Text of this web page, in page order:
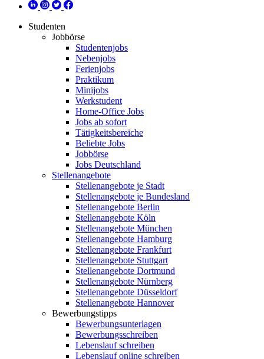
Studenten
Jobbörse
Studentenjobs
Nebenjobs
Ferienjobs
Praktikum
Minijobs
Werkstudent
Home-Office Jobs
Jobs ab sofort
Tätigkeitsbereiche
Beliebte Jobs
Jobbörse
Jobs Deutschland
Stellenangebote
Stellenangebote je Stadt
Stellenangebote je Bundesland
Stellenangebote Berlin
Stellenangebote Köln
Stellenangebote München
Stellenangebote Hamburg
Stellenangebote Frankfurt
Stellenangebote Stuttgart
Stellenangebote Dortmund
Stellenangebote Nürnberg
Stellenangebote Düsseldorf
Stellenangebote Hannover
Bewerbungstipps
Bewerbungsunterlagen
Bewerbungsschreiben
Lebenslauf schreiben
Lebenslauf online schreiben